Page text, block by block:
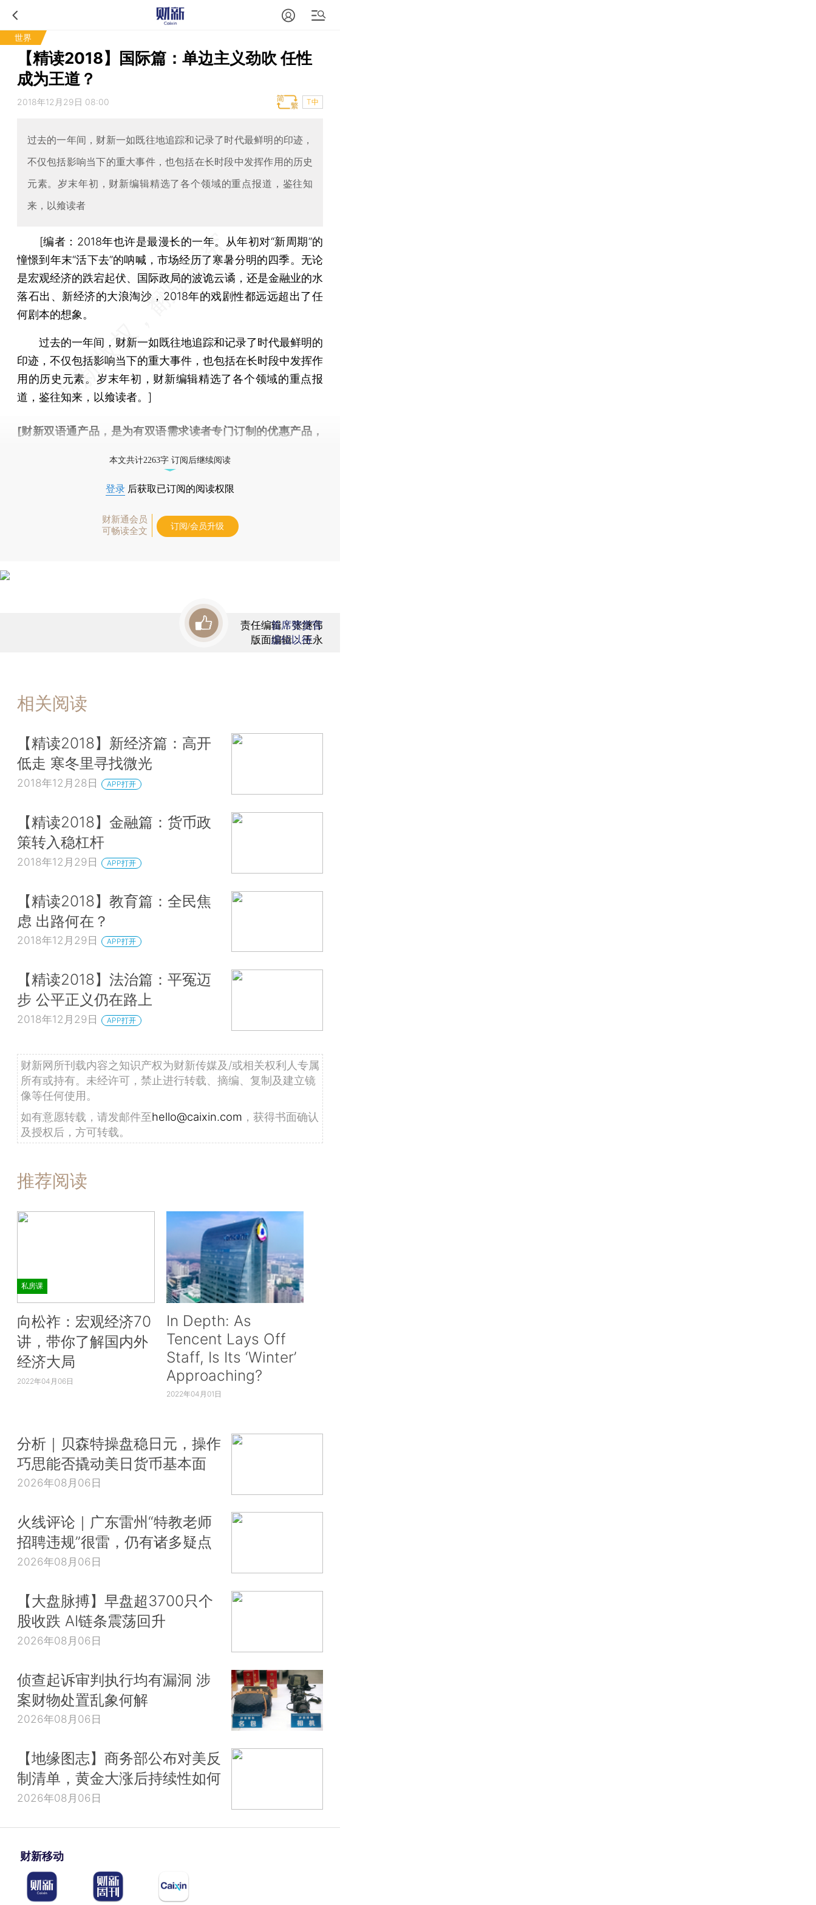
世界
【精读2018】国际篇：单边主义劲吹 任性
成为王道？
2018年12月29日 08:00 T中
过去的一年间，财新一如既往地追踪和记录了时代最鲜明的印迹，
不仅包括影响当下的重大事件，也包括在长时段中发挥作用的历史
元素。岁末年初，财新编辑精选了各个领域的重点报道，鉴往知
来，以飨读者
[编者： 2018年也许是最漫长的一年。从年初对“新周期”的
憧憬到年末“活下去”的呐喊，市场经历了寒暑分明的四季。无论
是宏观经济的跌宕起伏、国际政局的波诡云谲，还是金融业的水
落石出、新经济的大浪淘沙，2018年的戏剧性都远远超出了任
何剧本的想象。
过去的一年间，财新一如既往地追踪和记录了时代最鲜明的
印迹，不仅包括影响当下的重大事件，也包括在长时段中发挥作
用的历史元素。岁末年初，财新编辑精选了各个领域的重点报
道，鉴往知来，以飨读者。]
[财新双语通产品，是为有双语需求读者专门订制的优惠产品，
本文共计2263字 订阅后继续阅读
登录 后获取已订阅的阅读权限
财新通会员
可畅读全文
订阅/会员升级
责任编辑：张继伟
版面编辑：王永
首席赞赏官
虚位以待
相关阅读
【精读2018】新经济篇：高开
低走 寒冬里寻找微光
2018年12月28日 APP打开
【精读2018】金融篇：货币政
策转入稳杠杆
2018年12月29日 APP打开
【精读2018】教育篇：全民焦
虑 出路何在？
2018年12月29日 APP打开
【精读2018】法治篇：平冤迈
步 公平正义仍在路上
2018年12月29日 APP打开
财新网所刊载内容之知识产权为财新传媒及/或相关权利人专属
所有或持有。未经许可，禁止进行转载、摘编、复制及建立镜
像等任何使用。
如有意愿转载，请发邮件至hello@caixin.com ，获得书面确认
及授权后，方可转载。
推荐阅读
私房课
向松祚：宏观经济70
讲，带你了解国内外
经济大局
2022年04月06日
In Depth: As
Tencent Lays Off
Staff, Is Its ‘Winter’
Approaching?
2022年04月01日
分析｜贝森特操盘稳日元，操作
巧思能否撬动美日货币基本面
2026年08月06日
火线评论｜广东雷州“特教老师
招聘违规”很雷，仍有诸多疑点
2026年08月06日
【大盘脉搏】早盘超3700只个
股收跌 AI链条震荡回升
2026年08月06日
侦查起诉审判执行均有漏洞 涉
案财物处置乱象何解
2026年08月06日
【地缘图志】商务部公布对美反
制清单，黄金大涨后持续性如何
2026年08月06日
财新移动